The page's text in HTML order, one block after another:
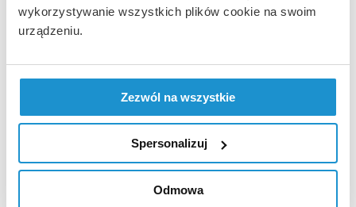
wykorzystywanie wszystkich plików cookie na swoim
urządzeniu.
Zezwól na wszystkie
Spersonalizuj
Odmowa
Kiedy pożyczka bez BIK jest
najlepszym rozwiązaniem dla
korzystna, gdy przedsiębiorca potrzebuje szybkiego wsparcia
finansowego, ale nie chce lub nie może ubiegać się o kredyt
uniknąć zbierania szczegółowych dokumentów finansowych,
których zdobycie może być czasochłonne. W takich
przypadkach pożyczka bez BIK staje się wygodną